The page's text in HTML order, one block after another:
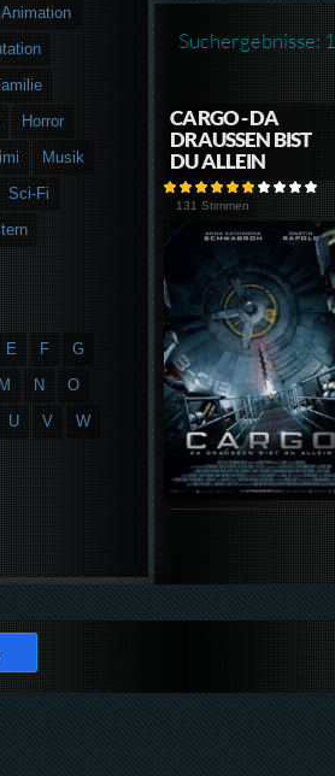
Suchergebnisse: 1
CARGO - DA
DRAUSSEN BIST D
U ALLEIN
131 Stimmen
Animation
Horror
Musik
Sci-Fi
E F
G
M N
O
U V
W